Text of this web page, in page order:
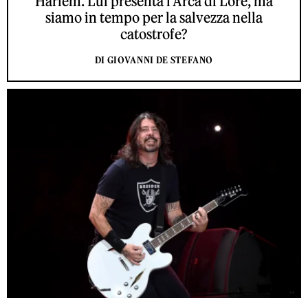
siamo in tempo per la salvezza nella
catostrofe?
DI GIOVANNI DE STEFANO